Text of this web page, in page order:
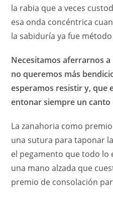
la rabia que a veces
esa onda concéntrica
la sabiduría ya fue
Necesitamos aferrarnos a
no queremos más
esperamos resistir y, que
entonar siempre un canto
La zanahoria como
una sutura para taponar
el pegamento que todo lo
una mano alzada que
premio de consolación